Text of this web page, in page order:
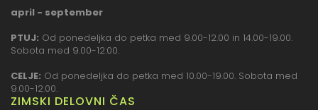
april - september
PTUJ: Od ponedeljka do petka med 9.00-12.00 in 14.00-19.00.
Sobota med 9.00-12.00.
CELJE: Od ponedeljka do petka med 10.00-19.00. Sobota med
9.00-12.00.
ZIMSKI DELOVNI ČAS